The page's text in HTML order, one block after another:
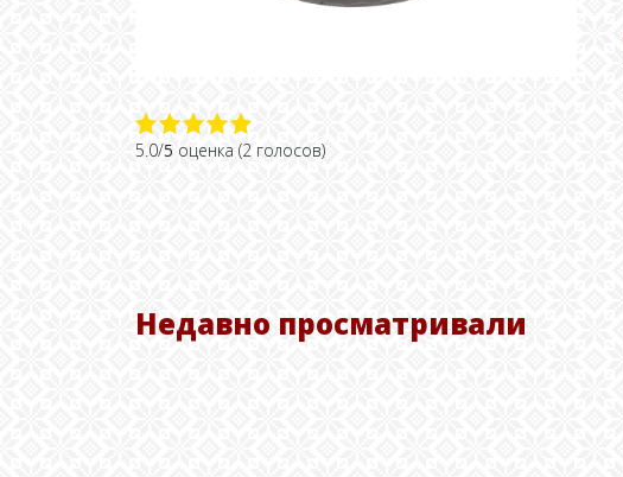
5.0/5 оценка (2 голосов)
Недавно просматривали